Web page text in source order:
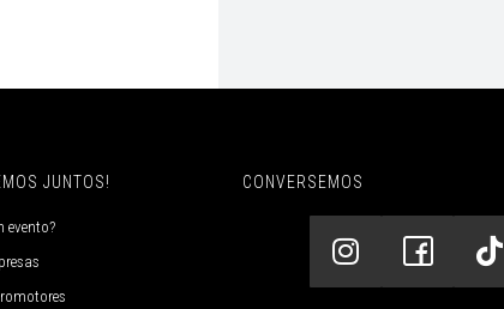
JUNTOS!
evento?
CONVERSEMOS